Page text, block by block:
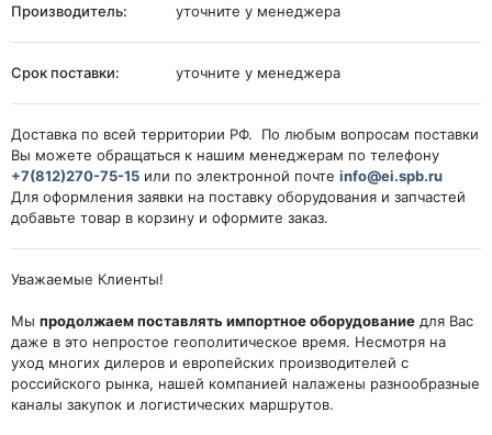
Производитель: уточните у менеджера
Срок поставки: уточните у менеджера
Доставка по всей территории РФ. По любым вопросам поставки
Вы можете обращаться к нашим менеджерам по телефону
+7(812)270-75-15 или по электронной почте info@ei.spb.ru
Для оформления заявки на поставку оборудования и запчастей
добавьте товар в корзину и оформите заказ.
Уважаемые Клиенты!
Мы продолжаем поставлять импортное оборудование для Вас
даже в это непростое геополитическое время. Несмотря на
уход многих дилеров и европейских производителей с
российского рынка, нашей компанией налажены разнообразные
каналы закупок и логистических маршрутов.